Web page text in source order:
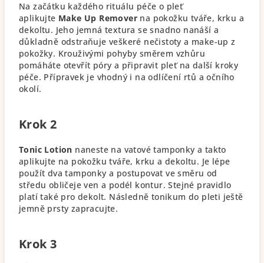
Na začátku každého rituálu péče o pleť
aplikujte Make Up Remover na pokožku tváře, krku a
dekoltu. Jeho jemná textura se snadno nanáší a
důkladně odstraňuje veškeré nečistoty a make-up z
pokožky. Krouživými pohyby směrem vzhůru
pomáháte otevřít póry a připravit pleť na další kroky
péče. Přípravek je vhodný i na odlíčení rtů a očního
okolí.
Krok 2
Tonic Lotion naneste na vatové tamponky a takto
aplikujte na pokožku tváře, krku a dekoltu. Je lépe
použít dva tamponky a postupovat ve směru od
středu obličeje ven a podél kontur. Stejné pravidlo
platí také pro dekolt. Následně tonikum do pleti ještě
jemně prsty zapracujte.
Krok 3